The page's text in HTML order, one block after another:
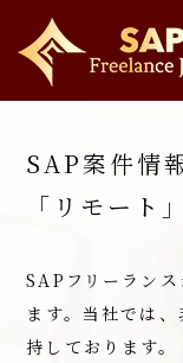
SAP案件情
「リモート
SAPフリーラン
ます。 当社では
持しております。